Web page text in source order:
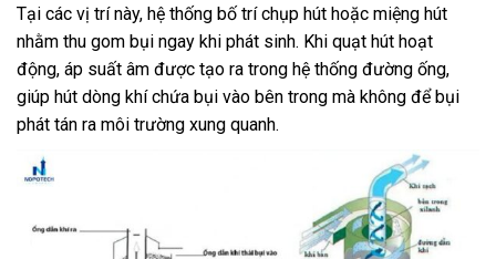
Tại các vị trí này, hệ thống bố trí chụp hút hoặc miệng hút
nhằm thu gom bụi ngay khi phát sinh. Khi quạt hút hoạt
động, áp suất âm được tạo ra trong hệ thống đường ống,
giúp hút dòng khí chứa bụi vào bên trong mà không để bụi
phát tán ra môi trường xung quanh.